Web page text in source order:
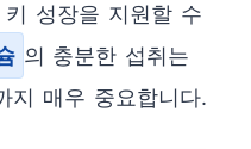
성장을 지원할 수
의 충분한 섭취는
지 매우 중요합니다.